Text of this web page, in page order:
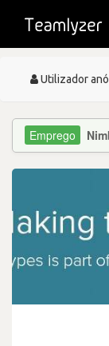
Toggle
Utilizador